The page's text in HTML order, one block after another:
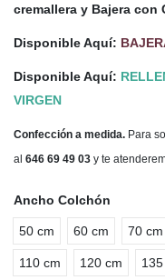
cremallera y Bajera con
Disponible Aquí:
Disponible Aquí:
VIRGEN
Confección a medida. Para
al 646 69 49 03 y te
Ancho Colchón
50 cm 60 cm 70 cm
110 cm 120 cm